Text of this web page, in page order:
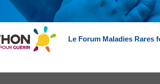
Le Forum Maladies Rares